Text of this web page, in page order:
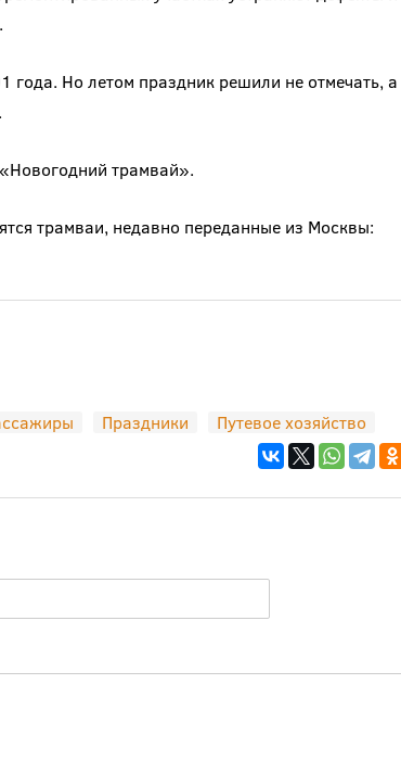
года. Но летом праздник решили не отмечать, а
трамвай».
трамваи, недавно переданные из Москвы:
Праздники Путевое хозяйство